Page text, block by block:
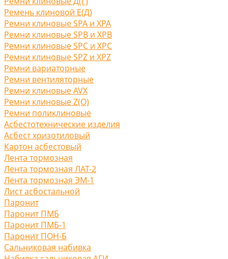
Ремень клиновой Е(Д)
Ремни клиновые SPA и XPA
Ремни клиновые SPB и XPB
Ремни клиновые SPC и XPC
Ремни клиновые SPZ и XPZ
Ремни вариаторные
Ремни вентиляторные
Ремни клиновые AVX
Ремни клиновые Z(O)
Ремни поликлиновые
Асбестотехнические изделия
Асбест хризотиловый
Картон асбестовый
Лента тормозная
Лента тормозная ЛАТ-2
Лента тормозная ЭМ-1
Лист асбостальной
Паронит
Паронит ПМБ
Паронит ПМБ-1
Паронит ПОН-Б
Сальниковая набивка